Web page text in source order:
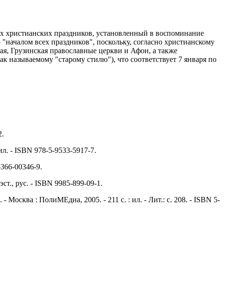
праздников, установленный в воспоминание
всех праздников", поскольку, согласно христианскому
Грузинская православные церкви и Афон, а также
называемому "старому стилю"), что соответствует 7 января по
- ISBN 978-5-9533-5917-7.
00346-9.
рус. - ISBN 9985-899-09-1.
- Москва : ПолиМЕдиа, 2005. - 211 с. : ил. - Лит.: с. 208. - ISBN 5-